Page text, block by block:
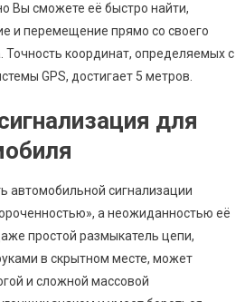
Вы сможете её быстро найти,
и перемещение прямо со своего
координат, определяемых с
GPS, достигает 5 метров.
для
автомобильной сигнализации
а неожиданностью её
простой размыкатель цепи,
в скрытном месте, может
и сложной массовой